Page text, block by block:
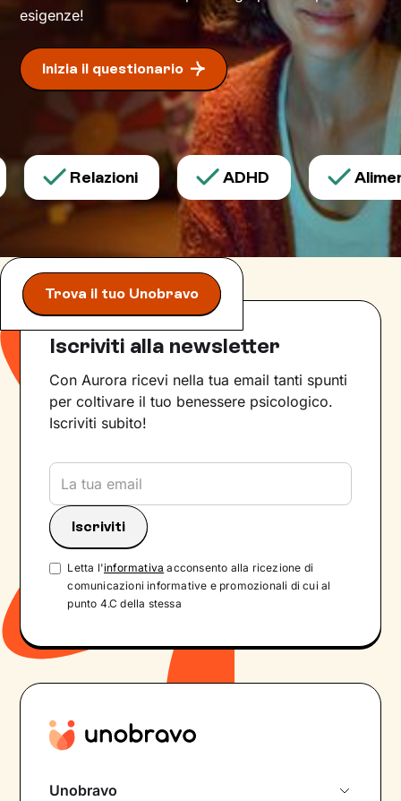
esigenze!
Inizia il questionario
Relazioni ADHD
Trova il tuo Unobravo
Iscriviti alla newsletter
Con Aurora ricevi nella tua email tanti spunti
per coltivare il tuo benessere psicologico.
Iscriviti subito!
Letta l'informativa acconsento alla ricezione di
comunicazioni informative e promozionali di cui al
punto 4.C della stessa
Unobravo